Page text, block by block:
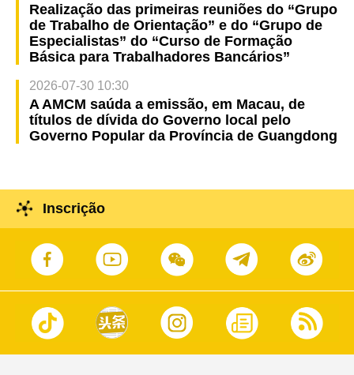
Realização das primeiras reuniões do “Grupo
de Trabalho de Orientação” e do “Grupo de
Especialistas” do “Curso de Formação
Básica para Trabalhadores Bancários”
2026-07-30 10:30
A AMCM saúda a emissão, em Macau, de
títulos de dívida do Governo local pelo
Governo Popular da Província de Guangdong
Inscrição